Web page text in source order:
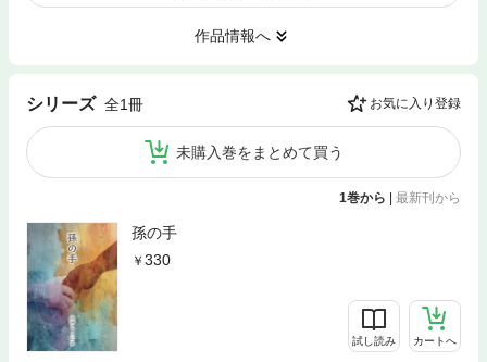
作品情報へ
シリーズ 全1冊 お気に入り登録
未購入巻をまとめて買う
1巻から | 最新刊から
孫の手
330
試し読み カートへ